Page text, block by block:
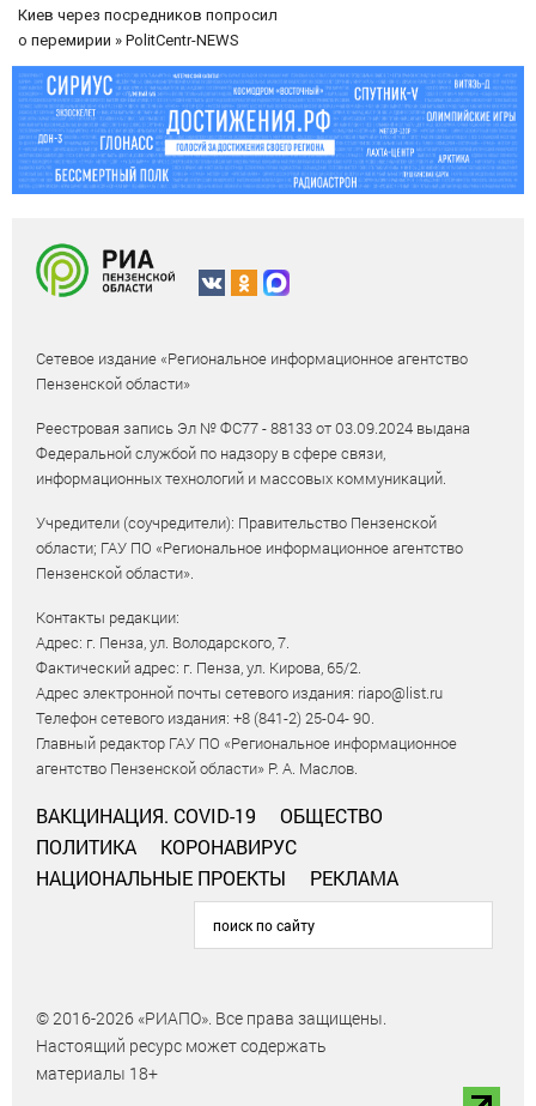
Киев через посредников попросил
о перемирии » PolitCentr-NEWS
Сетевое издание «Региональное информационное агентство
Пензенской области»
Реестровая запись Эл № ФС77 - 88133 от 03.09.2024 выдана
Федеральной службой по надзору в сфере связи,
информационных технологий и массовых коммуникаций.
Учредители (соучредители): Правительство Пензенской
области; ГАУ ПО «Региональное информационное агентство
Пензенской области».
Контакты редакции:
Адрес: г. Пенза, ул. Володарского, 7.
Фактический адрес: г. Пенза, ул. Кирова, 65/2.
Адрес электронной почты сетевого издания: riapo@list.ru
Телефон сетевого издания: +8 (841-2) 25-04- 90.
Главный редактор ГАУ ПО «Региональное информационное
агентство Пензенской области» Р. А. Маслов.
ВАКЦИНАЦИЯ. COVID-19
ОБЩЕСТВО
ПОЛИТИКА
КОРОНАВИРУС
НАЦИОНАЛЬНЫЕ ПРОЕКТЫ
РЕКЛАМА
© 2016-2026 «РИАПО». Все права защищены.
Настоящий ресурс может содержать
материалы 18+